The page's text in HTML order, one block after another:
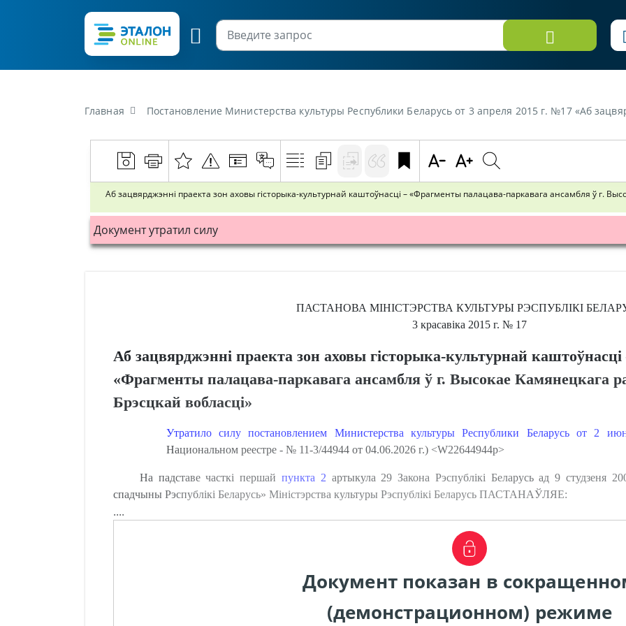
Главная Постановление Министерства культуры Республики Беларусь от 3 апреля 2015 г. №17 «Аб зацвярджэннi праекта зон аховы гiсторыка-культурнай каштоўнасцi - "Фрагменты
Аб зацвярджэнні праекта зон аховы гісторыка-культурнай каштоўнасці – «Фрагменты палацава-паркавага ансамбля ў г.
Документ утратил силу
ПАСТАНОВА МІНІСТЭРСТВА КУЛЬТУРЫ РЭСПУБЛІКІ
3 красавіка 2015 г. № 17
Аб зацвярджэнні праекта зон аховы гісторыка-культурнай каштоўнасці
«Фрагменты палацава-паркавага ансамбля ў г. Высокае Камянецкага
Брэсцкай вобласці»
Утратило силу постановлением Министерства культуры Республики Беларусь от 2
Национальном реестре - № 11-3/44944 от 04.06.2026 г.) <W22644944p>
На падставе часткі першай пункта 2 артыкула 29 Закона Рэспублікі Беларусь ад 9 студзеня
спадчыны Рэспублікі Беларусь» Міністэрства культуры Рэспублікі Беларусь ПАСТАНАЎЛЯЕ:
....
Документ показан в
(демонстрационном) режиме